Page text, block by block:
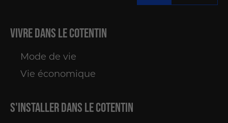
Vivredans le Cotentin
Mode de vie
Vie économique
S'installerdans le Cotentin